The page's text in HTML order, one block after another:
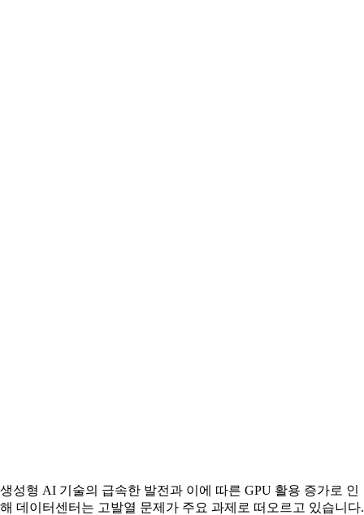
생성형 AI 기술의 급속한 발전과 이에 따른 GPU 활용 증가로 인
해 데이터센터는 고발열 문제가 주요 과제로 떠오르고 있습니다.